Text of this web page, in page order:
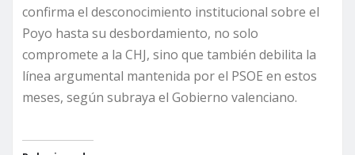
confirma el desconocimiento institucional sobre el
Poyo hasta su desbordamiento, no solo
compromete a la CHJ, sino que también debilita la
línea argumental mantenida por el PSOE en estos
meses, según subraya el Gobierno valenciano.